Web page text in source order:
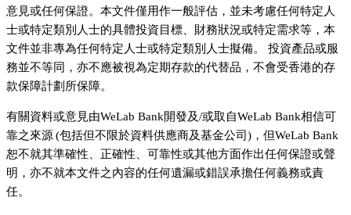
意見或任何保證。本文件僅用作一般評估，並未考慮任何特定人
士或特定類別人士的具體投資目標、財務狀況或特定需求等，本
文件並非專為任何特定人士或特定類別人士擬備。 投資產品或服
務並不等同，亦不應被視為定期存款的代替品，不會受香港的存
款保障計劃所保障。
有關資料或意見由WeLab Bank開發及/或取自WeLab Bank相信可
靠之來源 (包括但不限於資料供應商及基金公司)，但WeLab Bank
恕不就其準確性、正確性、可靠性或其他方面作出任何保證或聲
明，亦不就本文件之內容的任何遺漏或錯誤承擔任何義務或責
任。